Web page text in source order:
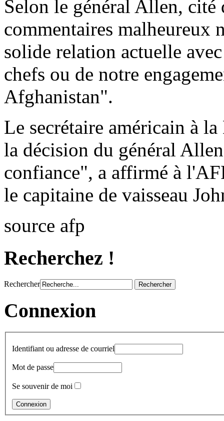
Selon le général Allen, cité
commentaires malheureux
solide relation actuelle
chefs ou de notre
Afghanistan".
Le secrétaire américain à
la décision du général
confiance", a affirmé à
le capitaine de vaisseau
source afp
Recherchez !
Rechercher
Connexion
Identifiant ou adresse de courriel
Mot de passe
Se souvenir de moi